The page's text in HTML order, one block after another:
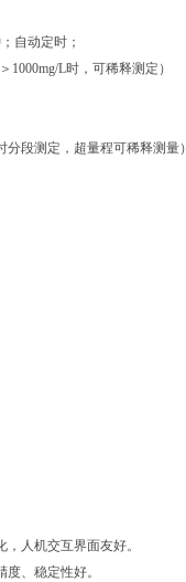
自动定时；
L时，可稀释测定）
分段测定，超量程可稀释测量）
人机交互界面友好。
、稳定性好。